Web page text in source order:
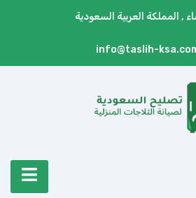
المملكة العربية السعودية
info@taslih-